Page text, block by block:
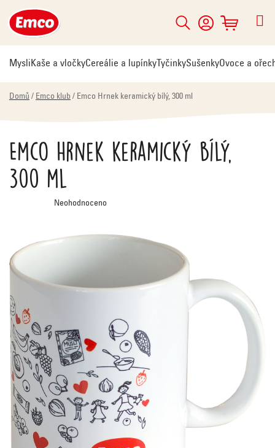
na
obsah
Hledat
NÁKUPNÍ
KOŠÍK
MysliKaše a vločkyCereálie a lupínky TyčinkySušenkyOvoce a
Domů / Emco klub / Emco Hrnek keramický bílý, 300 ml
Emco Hrnek keramický bílý,
300 ml
Průměrné
hodnocení
5
hvězdiček.
Neohodnoceno